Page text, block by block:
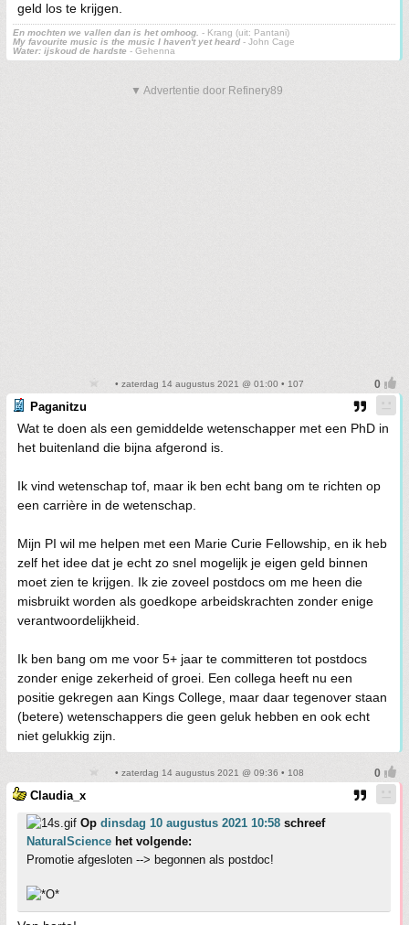
geld los te krijgen.
En mochten we vallen dan is het omhoog. - Krang (uit: Pantani)
My favourite music is the music I haven't yet heard - John Cage
Water: ijskoud de hardste - Gehenna
▼ Advertentie door Refinery89
• zaterdag 14 augustus 2021 @ 01:00 • 107
Paganitzu
Wat te doen als een gemiddelde wetenschapper met een PhD in
het buitenland die bijna afgerond is.
Ik vind wetenschap tof, maar ik ben echt bang om te richten op
een carrière in de wetenschap.
Mijn PI wil me helpen met een Marie Curie Fellowship, en ik heb
zelf het idee dat je echt zo snel mogelijk je eigen geld binnen
moet zien te krijgen. Ik zie zoveel postdocs om me heen die
misbruikt worden als goedkope arbeidskrachten zonder enige
verantwoordelijkheid.
Ik ben bang om me voor 5+ jaar te committeren tot postdocs
zonder enige zekerheid of groei. Een collega heeft nu een
positie gekregen aan Kings College, maar daar tegenover staan
(betere) wetenschappers die geen geluk hebben en ook echt
niet gelukkig zijn.
• zaterdag 14 augustus 2021 @ 09:36 • 108
Claudia_x
Op dinsdag 10 augustus 2021 10:58 schreef
NaturalScience het volgende:
Promotie afgesloten --> begonnen als postdoc!